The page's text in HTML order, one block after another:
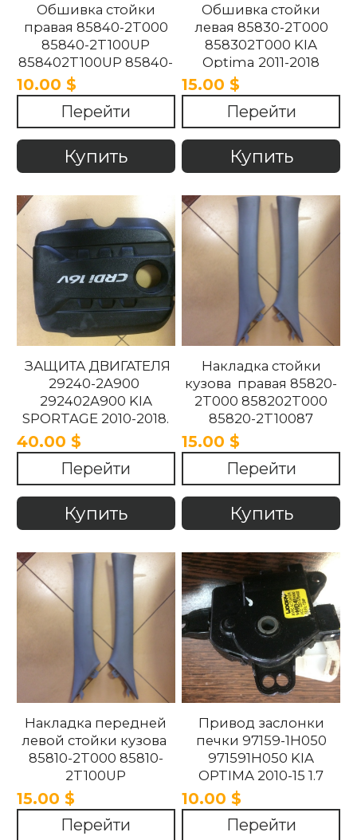
Обшивка стойки
правая 85840-2T000
85840-2T100UP
858402T100UP 85840-
2T100UP KIA Optima
2011-2018
10.00 $
Перейти
Купить
Обшивка стойки
левая 85830-2T000
858302T000 KIA
Optima 2011-2018
15.00 $
Перейти
Купить
ЗАЩИТА ДВИГАТЕЛЯ
29240-2A900
292402A900 KIA
SPORTAGE 2010-2018.
40.00 $
Перейти
Купить
Накладка стойки
кузова правая 85820-
2T000 858202T000
85820-2T10087
858202T10087 85820-
2T100UP
858202T100UP Kia
Optima 2010 -2015
15.00 $
Перейти
Купить
Накладка передней
левой стойки кузова
85810-2T000 85810-
2T100UP
858102T100UP
858102T000 Kia
Optima 2010 -2015.
15.00 $
Перейти
Привод заслонки
печки 97159-1H050
971591H050 KIA
OPTIMA 2010-15 1.7
10.00 $
Перейти